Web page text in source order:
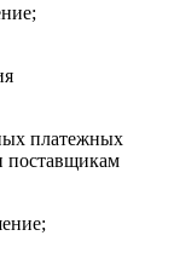
платежных
поставщикам